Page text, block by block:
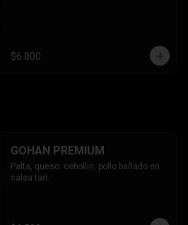
$6.800
GOHAN PREMIUM
Palta, queso. cebollin, pollo bañado en
salsa tari.